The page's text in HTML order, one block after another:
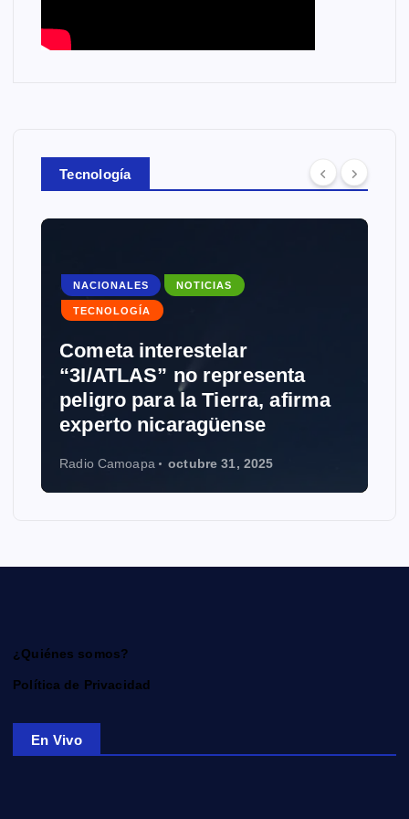
Tecnología
NACIONALES NOTICIAS
TECNOLOGÍA
Cometa interestelar
“3I/ATLAS” no representa
peligro para la Tierra, afirma
experto nicaragüense
Radio Camoapa octubre 31, 2025
¿Quiénes somos?
Política de Privacidad
En Vivo